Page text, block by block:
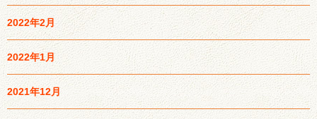
2022年2月
2022年1月
2021年12月